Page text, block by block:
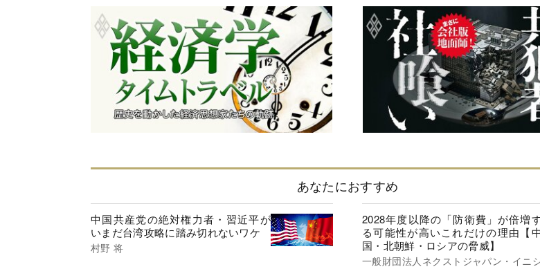
あなたにおすすめ
中国共産党の絶対権力者・習近平が
いまだ台湾攻略に踏み切れないワケ
村野 将
2028年度以降の「防衛費」が倍増
る可能性が高いこれだけの理由【中
国・北朝鮮・ロシアの脅威】
一般財団法人ネクストジャパン・イニ